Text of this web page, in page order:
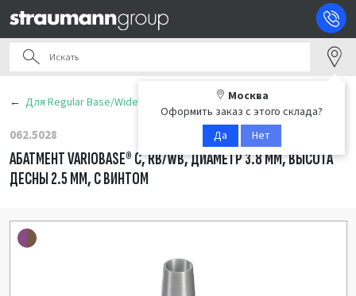
Москва
Оформить заказ с этого склада?
Да
Нет
Для Regular Base/Wide Base (RB/WB)
062.5028
АБАТМЕНТ VARIOBASE® C, RB/WB, ДИАМЕТР 3.8 ММ, ВЫСОТА
ДЕСНЫ 2.5 ММ, С ВИНТОМ